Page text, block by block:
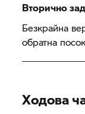
Вторично
Безкрайна
обратна
Ходова